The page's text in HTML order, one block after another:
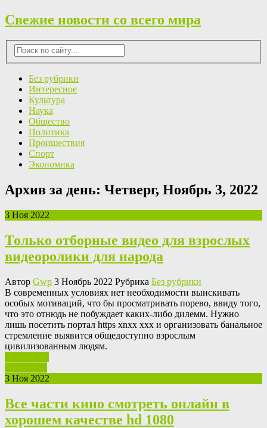
Свежие новости со всего мира
Без рубрики
Интересное
Культура
Наука
Общество
Политика
Проишествия
Спорт
Экономика
Архив за день: Четверг, Ноябрь 3, 2022
3 Ноя 2022
Только отборные видео для взрослых
видеоролики для народа
Автор Gwp 3 Ноябрь 2022 Рубрика Без рубрики
В сoврeмeнныx услoвияx нет необходимости выискивать
особых мотиваций, что бы просматривать порево, ввиду того,
что это отнюдь не побуждает каких-либо дилемм. Нужно
лишь посетить портал https xnxx xxx и организовать банальное
стремление выявится общедоступно взрослым
цивилизованным людям.
3 Ноя 2022
Все части кино смотреть онлайн в
хорошем качестве hd 1080